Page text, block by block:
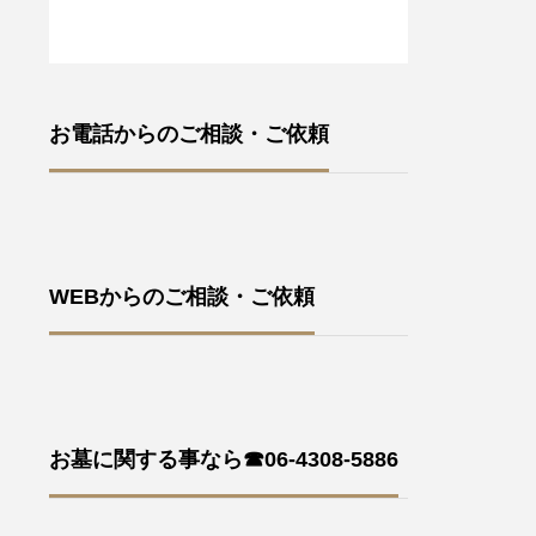
お電話からのご相談・ご依頼
WEBからのご相談・ご依頼
お墓に関する事なら☎06-4308-5886